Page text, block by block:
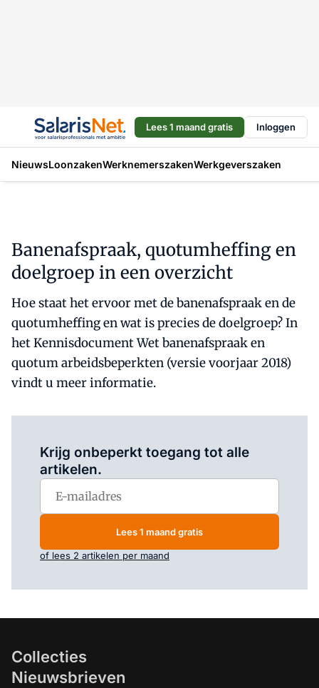
Lees 1 maand gratis Inloggen
NieuwsLoonzakenWerknemerszakenWerkgeverszaken
Banenafspraak, quotumheffing en
doelgroep in een overzicht
Hoe staat het ervoor met de banenafspraak en de
quotumheffing en wat is precies de doelgroep? In
het Kennisdocument Wet banenafspraak en
quotum arbeidsbeperkten (versie voorjaar 2018)
vindt u meer informatie.
Krijg onbeperkt toegang tot alle
artikelen.
Lees 1 maand gratis
of lees 2 artikelen per maand
Collecties
Nieuwsbrieven